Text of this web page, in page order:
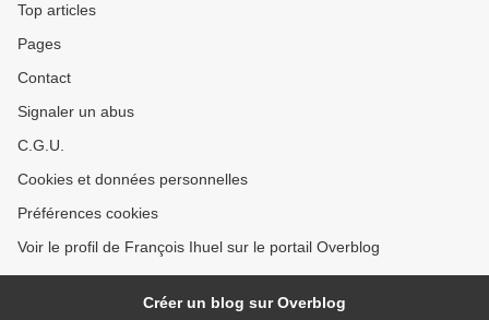
Top articles
Pages
Contact
Signaler un abus
C.G.U.
Cookies et données personnelles
Préférences cookies
Voir le profil de François Ihuel sur le portail Overblog
Créer un blog sur Overblog